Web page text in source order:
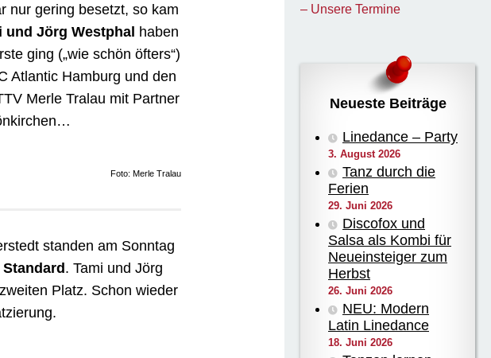
nur gering besetzt, so kam
und Jörg Westphal haben
ging („wie schön öfters“)
Atlantic Hamburg und den
Merle Tralau mit Partner
Foto: Merle Tralau
standen am Sonntag
. Tami und Jörg
Platz. Schon wieder
– Unsere Termine
Neueste Beiträge
Linedance – Party
3. August 2026
Tanz durch die
Ferien
29. Juni 2026
Discofox und
Salsa als Kombi für
Neueinsteiger zum
Herbst
26. Juni 2026
NEU: Modern
Latin Linedance
18. Juni 2026